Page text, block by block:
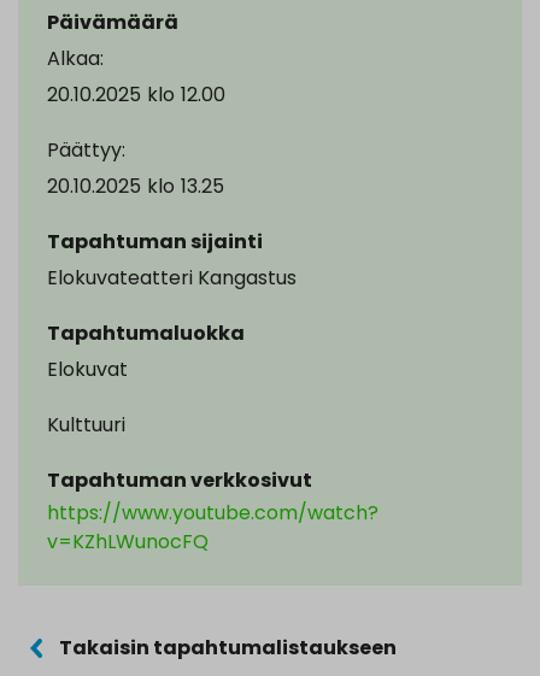
Päivämäärä
Alkaa:
20.10.2025 klo 12.00
Päättyy:
20.10.2025 klo 13.25
Tapahtuman sijainti
Elokuvateatteri Kangastus
Tapahtumaluokka
Elokuvat
Kulttuuri
Tapahtuman verkkosivut
https://www.youtube.com/watch?
v=KZhLWunocFQ
Takaisin tapahtumalistaukseen